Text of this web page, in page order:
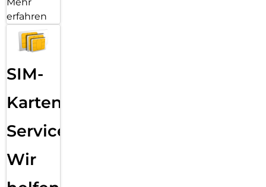
erfahren
SIM-
Karten
Service:
Wir